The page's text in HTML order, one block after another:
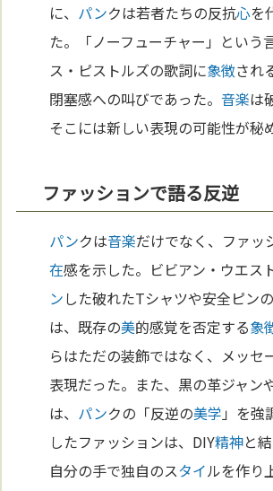
に、 パンクは若者たちの反抗心を
た。「ノーフューチャー」という
ス・ピストルズの歌詞に象徴され
閉塞感への叫びであった。音楽は
そこには新しい表現の可能性が秘
ファッションで語る反逆
パンクは音楽だけでなく、ファッ
在感を示した。ビビアン・ウエス
ンした破れたTシャツや安全ピンの
は、既存の美的感覚を否定する象
らはただの装飾ではなく、メッセ
表現だった。また、黒の革ジャン
は、 パンクの「反逆の美学 」を強
したファッションは、DIY精神と
自分の手で独自のスタイルを作り